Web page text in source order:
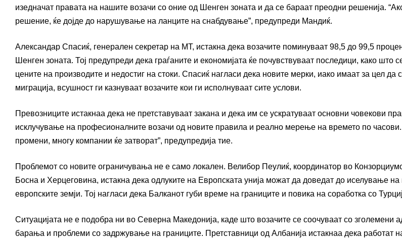
изедначат правата на нашите возачи со оние од Шенген зоната и да се бараат преодни решенија.
решение, ќе дојде до нарушување на ланците на снабдување”, предупреди Мандиќ.
Александар Спасиќ, генерален секретар на MT, истакна дека возачите поминуваат 98,5 до 99,5
Шенген зоната. Тој предупреди дека граѓаните и економијата ќе почувствуваат последици, како што
цените на производите и недостиг на стоки. Спасиќ нагласи дека новите мерки, иако имаат за цел да
миграција, всушност ги казнуваат возачите кои ги исполнуваат сите услови.
Превозниците истакнаа дека не претставуваат закана и дека им се ускратуваат основни човекови
исклучување на професионалните возачи од новите правила и реално мерење на времето по часови.
промени, многу компании ќе затворат”, предупредија тие.
Проблемот со новите ограничувања не е само локален. Велибор Пеулиќ, координатор во
Босна и Херцеговина, истакна дека одлуките на Европската унија можат да доведат до иселување
европските земји. Тој нагласи дека Балканот губи време на границите и повика на соработка со
Ситуацијата не е подобра ни во Северна Македонија, каде што возачите се соочуваат со зголемени
барања и проблеми со задржување на границите. Претставници од Албанија истакнаа дека работат